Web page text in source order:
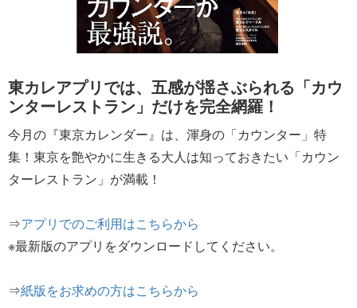
東カレアプリでは、五感が揺さぶられる「カウ
ンターレストラン」だけを完全網羅！
今月の『東京カレンダー』は、渾身の「カウンター」特
集！東京を艶やかに生きる大人は知っておきたい「カウン
ターレストラン」が満載！
⇒アプリでのご利用はこちらから
※最新版のアプリをダウンロードしてください。
⇒紙版をお求めの方はこちらから